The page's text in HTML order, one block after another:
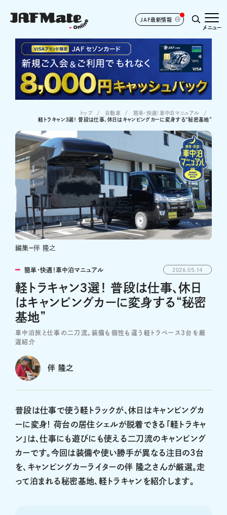
JAF最新情報
メニュー
トップ 自動車
簡単・快適！車中泊マニュアル
軽トラキャン3選！ 普段は仕事、休日はキャンピングカーに変身する“秘密基地”
編集＝伴 隆之
簡単・快適！車中泊マニュアル 2026.05.14
軽トラキャン3選！ 普段は仕事、休日
はキャンピングカーに変身する“秘密
基地”
車中泊旅と仕事の二刀流。装備も個性も違う軽トラベース3台を厳
選紹介
伴 隆之
普段は仕事で使う軽トラックが、休日はキャンピングカ
ーに変身！ 荷台の居住シェルが脱着できる「軽トラキャ
ン」は、仕事にも遊びにも使える二刀流のキャンピング
カーです。今回は装備や使い勝手が異なる注目の3台
を、キャンピングカーライターの伴 隆之さんが厳選。走
って泊まれる秘密基地、軽トラキャンを紹介します。